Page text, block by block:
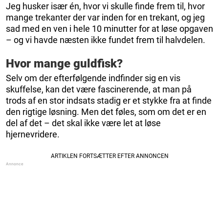
Jeg husker især én, hvor vi skulle finde frem til, hvor
mange trekanter der var inden for en trekant, og jeg
sad med en ven i hele 10 minutter for at løse opgaven
– og vi havde næsten ikke fundet frem til halvdelen.
Hvor mange guldfisk?
Selv om der efterfølgende indfinder sig en vis
skuffelse, kan det være fascinerende, at man på
trods af en stor indsats stadig er et stykke fra at finde
den rigtige løsning. Men det føles, som om det er en
del af det – det skal ikke være let at løse
hjernevridere.